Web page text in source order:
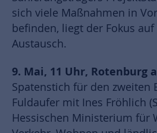
sich viele Maßnahmen in
befinden, liegt der Fokus
Austausch.
9. Mai, 11 Uhr, Rotenburg
Spatenstich für den zweiten
Fuldaufer mit Ines Fröhlich
Hessischen Ministerium für